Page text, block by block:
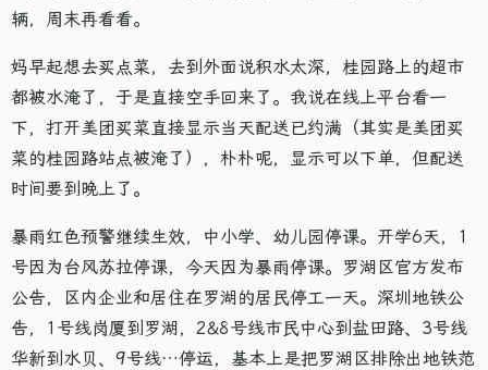
辆，周末再看看。
妈早起想去买点菜，去到外面说积水太深，桂园路上的超市
都被水淹了，于是直接空手回来了。我说在线上平台看一
下，打开美团买菜直接显示当天配送已约满（其实是美团买
菜的桂园路站点被淹了），朴朴呢，显示可以下单，但配送
时间要到晚上了。
暴雨红色预警继续生效，中小学、幼儿园停课。开学6天，1
号因为台风苏拉停课，今天因为暴雨停课。罗湖区官方发布
公告，区内企业和居住在罗湖的居民停工一天。深圳地铁公
告，1号线岗厦到罗湖，2&8号线市民中心到盐田路、3号线
华新到水贝、9号线…停运，基本上是把罗湖区排除出地铁范